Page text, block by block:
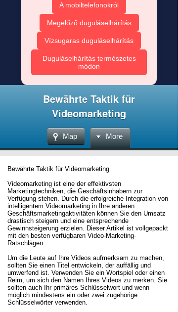
A mobiltelefonokról
Megelőző duguláselhárítás
Vízsugaras duguláselhárítás
Duguláselhárítás természetes
módon
Bewährte Taktik für
Videomarketing
Map More
Bewährte Taktik für Videomarketing
Videomarketing ist eine der effektivsten
Marketingtechniken, die Geschäftsinhabern zur
Verfügung stehen. Durch die erfolgreiche Integration von
intelligentem Videomarketing in Ihre anderen
Geschäftsmarketingaktivitäten können Sie den Umsatz
drastisch steigern und eine entsprechende
Gewinnsteigerung erzielen. Dieser Artikel ist vollgepackt
mit den besten verfügbaren Video-Marketing-
Ratschlägen.
Um die Leute auf Ihre Videos aufmerksam zu machen,
sollten Sie einen Titel entwickeln, der auffällig und
umwerfend ist. Verwenden Sie ein Wortspiel oder einen
Reim, um sich den Namen Ihres Videos zu merken. Sie
sollten auch Ihr primäres Schlüsselwort und wenn
möglich mindestens ein oder zwei zugehörige
Schlüsselwörter verwenden.